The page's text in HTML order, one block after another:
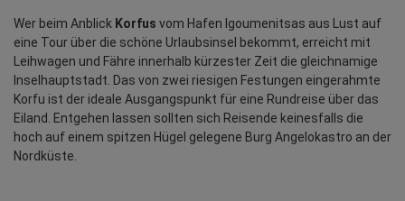
Wer beim Anblick Korfus vom Hafen Igoumenitsas aus Lust auf
eine Tour über die schöne Urlaubsinsel bekommt, erreicht mit
Leihwagen und Fähre innerhalb kürzester Zeit die gleichnamige
Inselhauptstadt. Das von zwei riesigen Festungen eingerahmte
Korfu ist der ideale Ausgangspunkt für eine Rundreise über das
Eiland. Entgehen lassen sollten sich Reisende keinesfalls die
hoch auf einem spitzen Hügel gelegene Burg Angelokastro an der
Nordküste.